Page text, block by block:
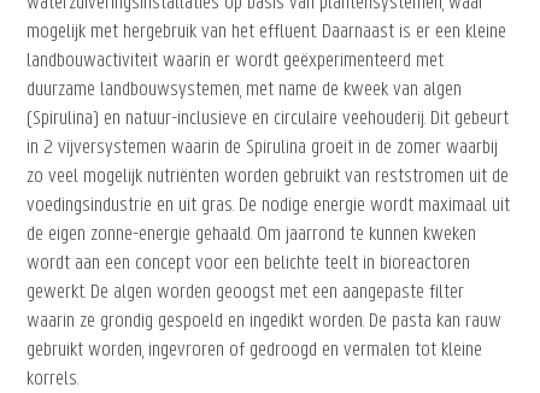
mogelijk met hergebruik van het effluent. Daarnaast is er een kleine
landbouwactiviteit waarin er wordt geëxperimenteerd met
duurzame landbouwsystemen, met name de kweek van algen
(Spirulina) en natuur-inclusieve en circulaire veehouderij. Dit gebeurt
in 2 vijversystemen waarin de Spirulina groeit in de zomer waarbij
zo veel mogelijk nutriënten worden gebruikt van reststromen uit de
voedingsindustrie en uit gras. De nodige energie wordt maximaal uit
de eigen zonne-energie gehaald. Om jaarrond te kunnen kweken
wordt aan een concept voor een belichte teelt in bioreactoren
gewerkt. De algen worden geoogst met een aangepaste filter
waarin ze grondig gespoeld en ingedikt worden. De pasta kan rauw
gebruikt worden, ingevroren of gedroogd en vermalen tot kleine
korrels.